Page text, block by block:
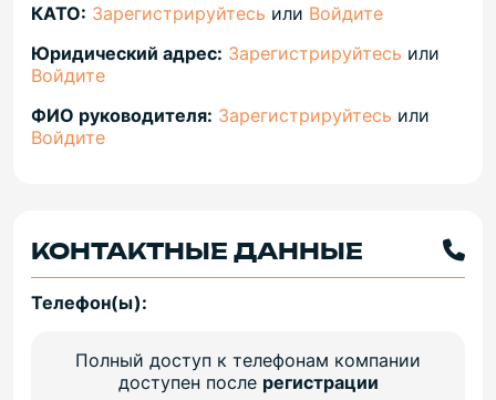
КАТО: Зарегистрируйтесь или Войдите
Юридический адрес: Зарегистрируйтесь или
Войдите
ФИО руководителя: Зарегистрируйтесь или
Войдите
КОНТАКТНЫЕ ДАННЫЕ
Телефон(ы):
Полный доступ к телефонам компании
доступен после регистрации